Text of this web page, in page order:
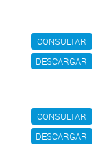
CONSULTAR
DESCARGAR
CONSULTAR
DESCARGAR